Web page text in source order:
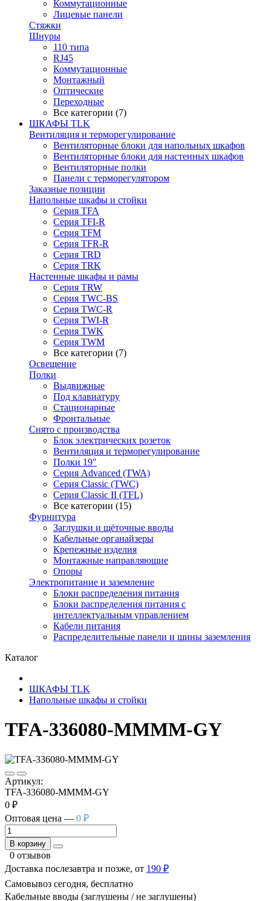
Коммутационные
Лицевые панели
Стяжки
Шнуры
110 типа
RJ45
Коммутационные
Монтажный
Оптические
Переходные
Все категории (7)
ШКАФЫ TLK
Вентиляция и терморегулирование
Вентиляторные блоки для напольных шкафов
Вентиляторные блоки для настенных шкафов
Вентиляторные полки
Панели с терморегулятором
Заказные позиции
Напольные шкафы и стойки
Серия TFA
Серия TFI-R
Серия TFM
Серия TFR-R
Серия TRD
Серия TRK
Настенные шкафы и рамы
Серия TRW
Серия TWC-BS
Серия TWC-R
Серия TWI-R
Серия TWK
Серия TWM
Все категории (7)
Освещение
Полки
Выдвижные
Под клавиатуру
Стационарные
Фронтальные
Снято с производства
Блок электрических розеток
Вентиляция и терморегулирование
Полки 19"
Серия Advanced (TWA)
Серия Classic (TWC)
Серия Classic II (TFL)
Все категории (15)
Фурнитура
Заглушки и щёточные вводы
Кабельные органайзеры
Крепежные изделия
Монтажные направляющие
Опоры
Электропитание и заземление
Блоки распределения питания
Блоки распределения питания с
интеллектуальным управлением
Кабели питания
Распределительные панели и шины заземления
Каталог
ШКАФЫ TLK
Напольные шкафы и стойки
TFA-336080-MMMM-GY
Артикул:
TFA-336080-MMMM-GY
0 ₽
Оптовая цена — 0 ₽
В корзину
0 отзывов
Доставка послезавтра и позже, от 190 ₽
Самовывоз сегодня, бесплатно
Кабельные вводы (заглушены / не заглушены)